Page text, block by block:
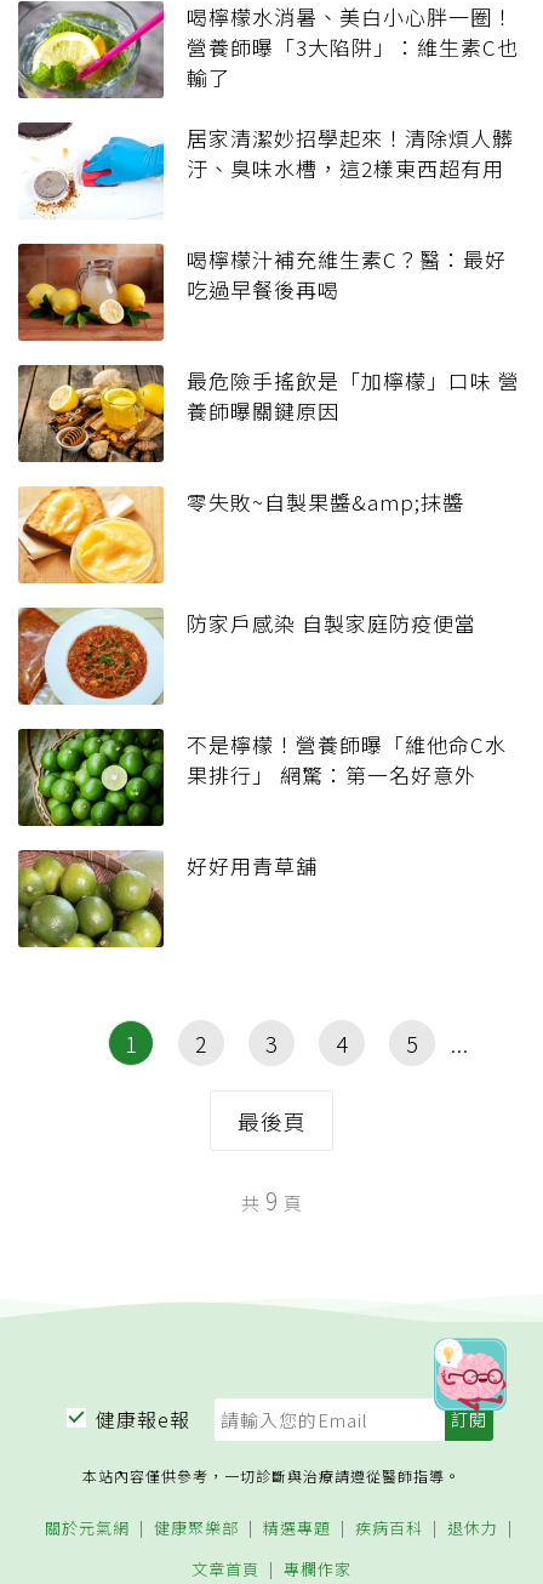
喝檸檬水消暑、美白小心胖一圈！
營養師曝「3大陷阱」：維生素C也
輸了
居家清潔妙招學起來！清除煩人髒
汙、臭味水槽，這2樣東西超有用
喝檸檬汁補充維生素C？醫：最好
吃過早餐後再喝
最危險手搖飲是「加檸檬」口味 營
養師曝關鍵原因
零失敗~自製果醬&amp;抹醬
防家戶感染 自製家庭防疫便當
不是檸檬！營養師曝「維他命C水
果排行」 網驚：第一名好意外
好好用青草舖
1 2 3 4 5
最後頁
共 9 頁
健康報e報
本站內容僅供參考，一切診斷與治療請遵從醫師指導。
關於元氣網 健康聚樂部 精選專題 疾病百科
退休力
文章首頁
專欄作家